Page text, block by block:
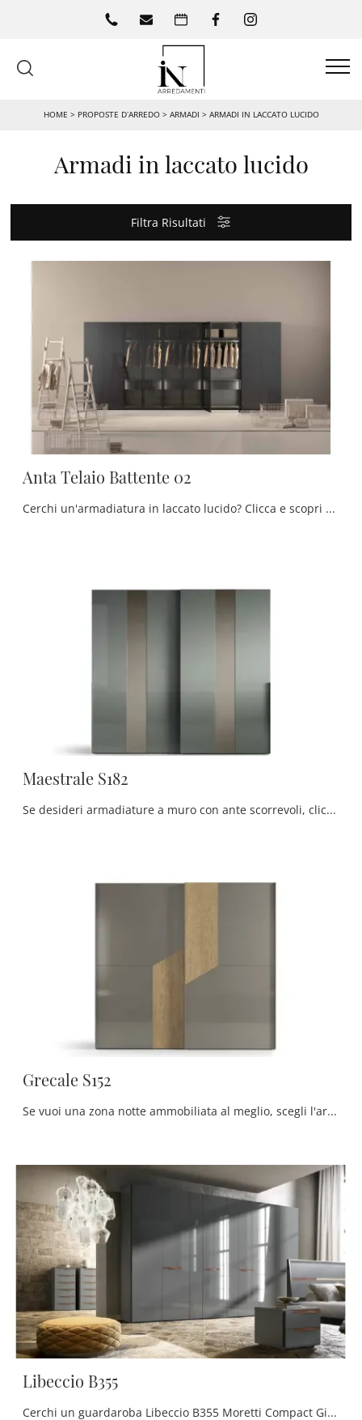
HOME > PROPOSTE D’ARREDO> ARMADI > ARMADI IN LACCATO LUCIDO
Armadi in laccato lucido
Filtra Risultati
Anta Telaio Battente 02
Cerchi un'armadiatura in laccato lucido? Clicca e scopri armadiature a muro con ante battenti di Tumidei.
Maestrale S182
Se desideri armadiature a muro con ante scorrevoli, clicca e scopri l'armadio Maestrale S182 di Moretti Compact Giorno Notte in laccato lucido.
Grecale S152
Se vuoi una zona notte ammobiliata al meglio, scegli l'armadio Grecale S152 con ante scorrevoli di Moretti Compact Giorno Notte!
Libeccio B355
Cerchi un guardaroba Libeccio B355 Moretti Compact Giorno Notte? Clicca subito! Gli armadi a muro con ante battenti ti attendono.